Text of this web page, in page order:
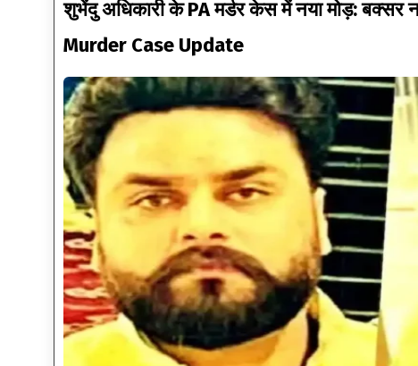
शुभेंदु अधिकारी के PA मर्डर केस में नया मोड़: बक्सर
Murder Case Update